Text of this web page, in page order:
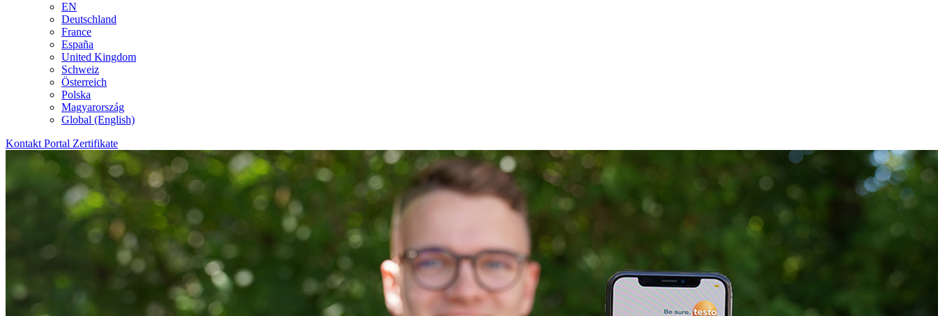
EN
Deutschland
France
España
United Kingdom
Schweiz
Österreich
Polska
Magyarország
Global (English)
Kontakt Portal Zertifikate